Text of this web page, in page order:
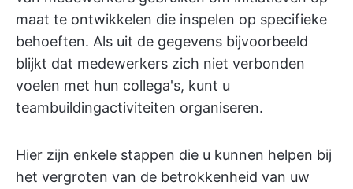
maat te ontwikkelen die inspelen op specifieke
behoeften. Als uit de gegevens bijvoorbeeld
blijkt dat medewerkers zich niet verbonden
voelen met hun collega's, kunt u
teambuildingactiviteiten organiseren.
Hier zijn enkele stappen die u kunnen helpen bij
het vergroten van de betrokkenheid van uw